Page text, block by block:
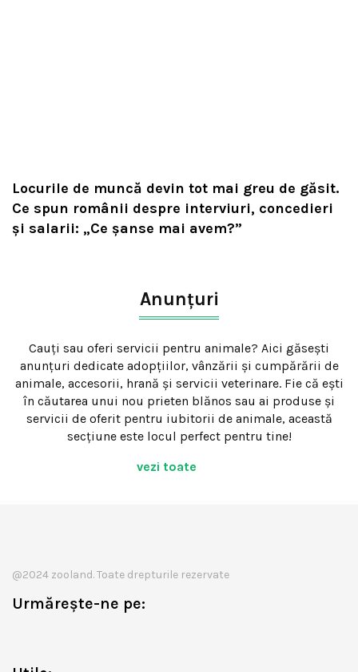
Locurile de muncă devin tot mai greu de găsit.
Ce spun românii despre interviuri, concedieri
și salarii: „Ce șanse mai avem?”
Anunțuri
Cauți sau oferi servicii pentru animale? Aici găsești
anunțuri dedicate adopțiilor, vânzării și cumpărării de
animale, accesorii, hrană și servicii veterinare. Fie că ești
în căutarea unui nou prieten blănos sau ai produse și
servicii de oferit pentru iubitorii de animale, această
secțiune este locul perfect pentru tine!
vezi toate
@2024 zooland. Toate drepturile rezervate
Urmărește-ne pe: